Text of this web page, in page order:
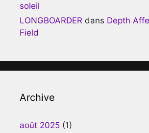
soleil
LONGBOARDER dans Depth
Field
Archive
août 2025 (1)